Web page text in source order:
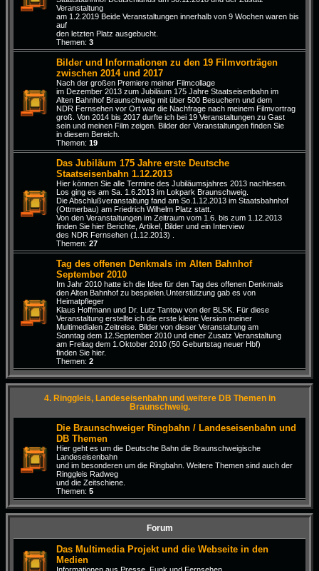
Veranstaltung
am 1.2.2019 Beide Veranstaltungen innerhalb von 9 Wochen waren bis
auf
den letzten Platz ausgebucht.
Themen: 3
Bilder und Informationen zu den 19 Filmvorträgen
zwischen 2014 und 2017
Nach der großen Premiere meiner Filmcollage
im Dezember 2013 zum Jubiläum 175 Jahre Staatseisenbahn im
Alten Bahnhof Braunschweig mit über 500 Besuchern und dem
NDR Fernsehen vor Ort war die Nachfrage nach meinem Filmvortrag
groß. Von 2014 bis 2017 durfte ich bei 19 Veranstaltungen zu Gast
sein und meinen Film zeigen. Bilder der Veranstaltungen finden Sie
in diesem Bereich.
Themen: 19
Das Jubiläum 175 Jahre erste Deutsche
Staatseisenbahn 1.12.2013
Hier können Sie alle Termine des Jubiläumsjahres 2013 nachlesen.
Los ging es am Sa. 1.6.2013 im Lokpark Braunschweig.
Die Abschlußveranstaltung fand am So.1.12.2013 im Staatsbahnhof
(Ottmerbau) am Friedrich Wilhelm Platz statt.
Von den Veranstaltungen im Zeitraum vom 1.6. bis zum 1.12.2013
finden Sie hier Berichte, Artikel, Bilder und ein Interview
des NDR Fernsehen (1.12.2013) .
Themen: 27
Tag des offenen Denkmals im Alten Bahnhof
September 2010
Im Jahr 2010 hatte ich die Idee für den Tag des offenen Denkmals
den Alten Bahnhof zu bespielen.Unterstützung gab es von
Heimatpfleger
Klaus Hoffmann und Dr. Lutz Tantow von der BLSK. Für diese
Veranstaltung erstellte ich die erste kleine Version meiner
Multimedialen Zeitreise. Bilder von dieser Veranstaltung am
Sonntag dem 12.September 2010 und einer Zusatz Veranstaltung
am Freitag dem 1.Oktober 2010 (50 Geburtstag neuer Hbf)
finden Sie hier.
Themen: 2
4. Ringgleis, Landeseisenbahn und weitere DB Themen in
Braunschweig.
Die Braunschweiger Ringbahn / Landeseisenbahn und
DB Themen
Hier geht es um die Deutsche Bahn die Braunschweigische
Landeseisenbahn
und im besonderen um die Ringbahn. Weitere Themen sind auch der
Ringgleis Radweg
und die Zeitschiene.
Themen: 5
Forum
Das Multimedia Projekt und die Webseite in den
Medien